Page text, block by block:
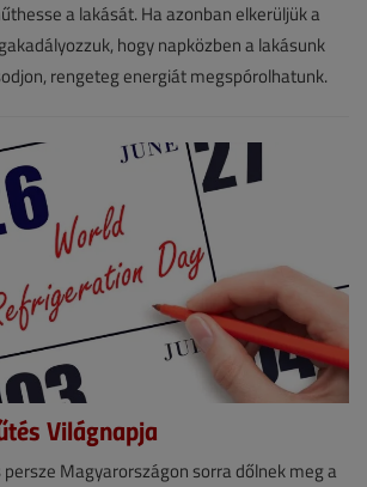
a lakását. Ha azonban elkerüljük a
hogy napközben a lakásunk
rengeteg energiát megspórolhatunk.
Világnapja
persze Magyarországon sorra dőlnek meg a